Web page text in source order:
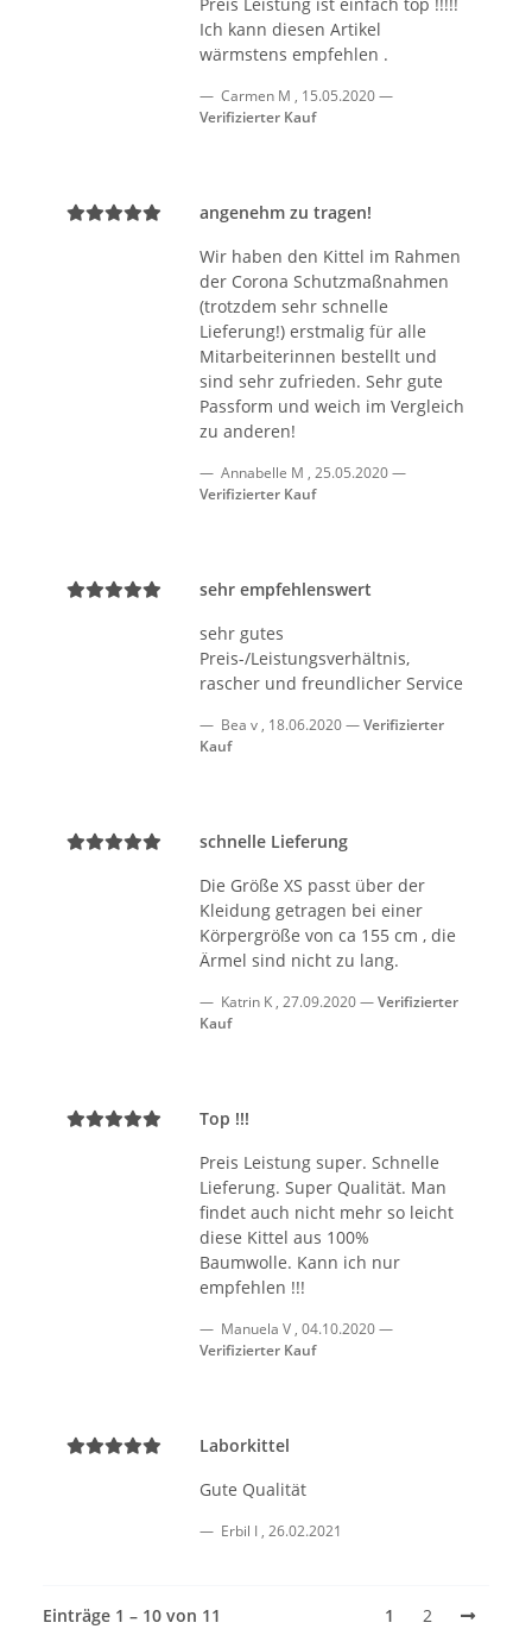
Ich kann diesen Artikel
wärmstens empfehlen .
Carmen M , 15.05.2020
Verifizierter Kauf
angenehm zu tragen!
Wir haben den Kittel im Rahmen
der Corona Schutzmaßnahmen
(trotzdem sehr schnelle
Lieferung!) erstmalig für alle
Mitarbeiterinnen bestellt und
sind sehr zufrieden. Sehr gute
Passform und weich im Vergleich
zu anderen!
Annabelle M , 25.05.2020
Verifizierter Kauf
sehr empfehlenswert
sehr gutes
Preis-/Leistungsverhältnis,
rascher und freundlicher Service
Bea v , 18.06.2020
Verifizierter
Kauf
schnelle Lieferung
Die Größe XS passt über der
Kleidung getragen bei einer
Körpergröße von ca 155 cm , die
Ärmel sind nicht zu lang.
Katrin K , 27.09.2020
Verifizierter
Kauf
Top !!!
Preis Leistung super. Schnelle
Lieferung. Super Qualität. Man
findet auch nicht mehr so leicht
diese Kittel aus 100%
Baumwolle. Kann ich nur
empfehlen !!!
Manuela V , 04.10.2020
Verifizierter Kauf
Laborkittel
Gute Qualität
Erbil I , 26.02.2021
Einträge 1 – 10 von 11 1 2